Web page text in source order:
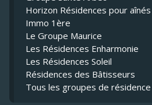
Horizon Résidences pour aînés
Immo 1ère
Le Groupe Maurice
Les Résidences Enharmonie
Les Résidences Soleil
Résidences des Bâtisseurs
Tous les groupes de résidence